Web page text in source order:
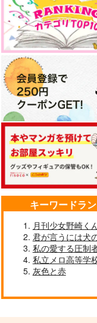
キーワードラ
月刊少女野崎く
君が言うには犬
私の愛する圧制
私立メロ高等学
灰色と赤